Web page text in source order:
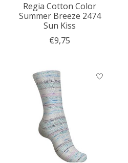
Regia Cotton Color
Summer Breeze 2474
Sun Kiss
€9,75